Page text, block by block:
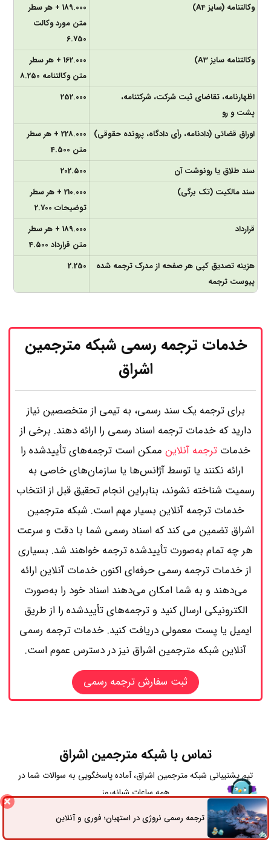
وکالتنامه (سایز A4)
189.000 + هر سطر
متن مورد وکالت
6.750
وکالتنامه سایز A3)
162.000 + هر سطر
متن وکالتنامه 8.250
اظهارنامه، تقاضای ثبت شرکت، شرکتنامه،
پشت و رو
252.000
اوراق قضائی (دادنامه، رأی دادگاه، پرونده حقوقی)
228.000 + هر سطر
متن 4.500
سند طلاق یا رونوشت آن
202.500
سند مالکیت (تک برگی)
210.000 + هر سطر
توضیحات 2.700
قرارداد
189.000 + هر سطر
متن قرارداد 4.500
هزینه تصدیق کپی هر صفحه از مدرک ترجمه شده
پیوست ترجمه
2.250
خدمات ترجمه رسمی شبکه مترجمین
اشراق
برای ترجمه یک سند رسمی، به تیمی از متخصصین نیاز
دارید که خدمات ترجمه اسناد رسمی را ارائه دهند. برخی از
خدمات ترجمه آنلاین ممکن است ترجمه‌های تأییدشده را
ارائه نکنند یا توسط آژانس‌ها یا سازمان‌های خاصی به
رسمیت شناخته نشوند، بنابراین انجام تحقیق قبل از انتخاب
خدمات ترجمه آنلاین بسیار مهم است. شبکه مترجمین
اشراق تضمین می کند که اسناد رسمی شما با دقت و سرعت
هر چه تمام به‌صورت تأییدشده ترجمه خواهند شد. بسیاری
از خدمات ترجمه رسمی حرفه‌ای اکنون خدمات آنلاین ارائه
می‌دهند و به شما امکان می‌دهند اسناد خود را به‌صورت
الکترونیکی ارسال کنید و ترجمه‌های تأییدشده را از طریق
ایمیل یا پست معمولی دریافت کنید. خدمات ترجمه رسمی
آنلاین شبکه مترجمین اشراق نیز در دسترس عموم است.
ثبت سفارش ترجمه رسمی
تماس با شبکه مترجمین اشراق
تیم پشتیبانی شبکه مترجمین اشراق، آماده پاسخگویی به سوالات شما در
همه ساعات شبانه‌روز
ترجمه رسمی نروژی در استهبان؛ فوری و آنلاینثبت سفارش راه های ارتباطی